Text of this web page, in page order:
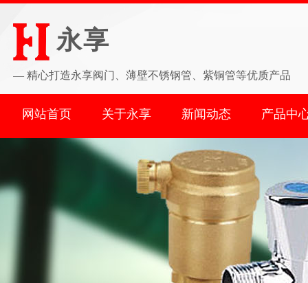
— 精心打造永享阀门、薄壁不锈钢管、紫铜管等优质产品
永享
网站首页 关于永享 新闻动态 产品中